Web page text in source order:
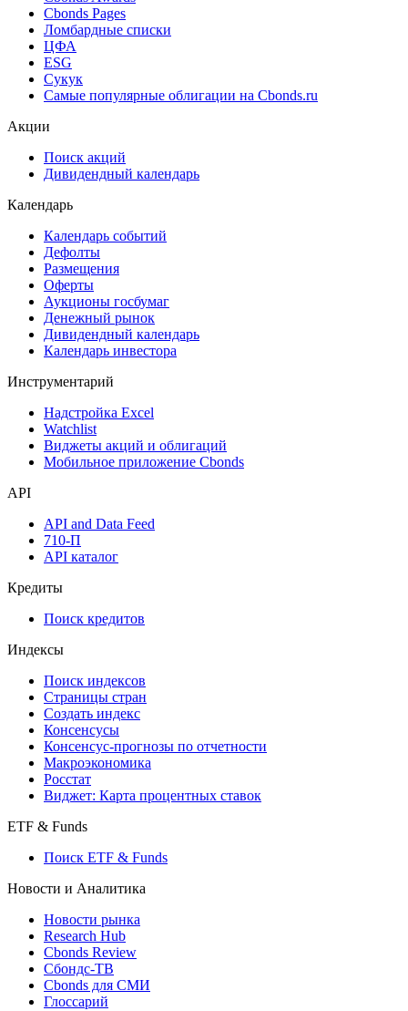
Cbonds Awards
Cbonds Pages
Ломбардные списки
ЦФА
ESG
Сукук
Поиск акций
Календарь событий
Дефолты
Размещения
Оферты
Аукционы госбумаг
Денежный рынок
Дивидендный календарь
Надстройка Excel
Watchlist
Виджеты акций и облигаций
API and Data Feed
710-П
Поиск индексов
Страницы стран
Создать индекс
Консенсусы
Консенсус-прогнозы по отчетности
Макроэкономика
Росстат
Новости рынка
Research Hub
Cbonds Review
Сбондс-ТВ
Cbonds для СМИ